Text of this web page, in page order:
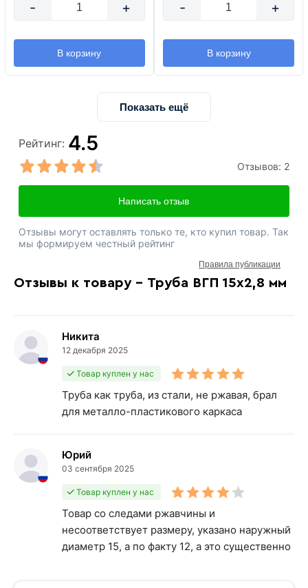
- +
В корзину
- +
В корзину
Показать ещё
Отзывы к товару - Труба ВГП 15х2,8 мм
Никита
12 декабря 2025
Товар куплен у нас
Труба как труба, из стали, не ржавая, брал
для металло-пластикового каркаса
Юрий
03 сентября 2025
Товар куплен у нас
Товар со следами ржавчины и
несоответствует размеру, указано наружный
диаметр 15, а по факту 12, а это существенно
Рейтинг: 4.5
Отзывов: 2
Написать отзыв
Отзывы могут оставлять только те, кто купил товар. Так
мы формируем честный рейтинг
Правила публикации